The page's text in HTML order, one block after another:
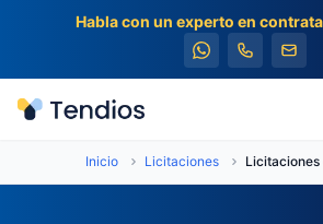
Habla con un experto en
Tendios
Inicio Licitaciones